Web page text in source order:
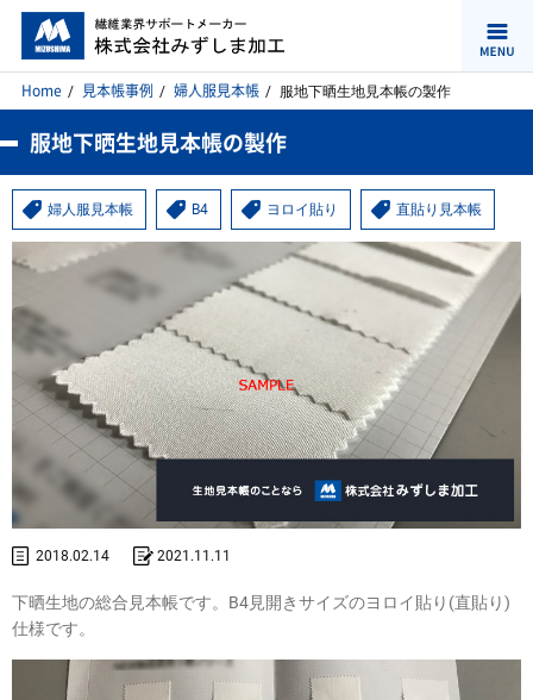
Home 見本帳事例 婦人服見本帳 服地下晒生地見本帳の製作
服地下晒生地見本帳の製作
婦人服見本帳 B4 ヨロイ貼り 直貼り見本帳
2018.02.14 2021.11.11
下晒生地の総合見本帳です。B4見開きサイズのヨロイ貼り(直貼り)
仕様です。